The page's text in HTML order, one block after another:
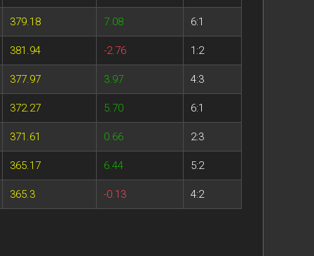
379.18 7.08 6:1
381.94 -2.76 1:2
377.97 3.97 4:3
372.27 5.70 6:1
371.61 0.66 2:3
365.17 6.44 5:2
365.3 -0.13 4:2